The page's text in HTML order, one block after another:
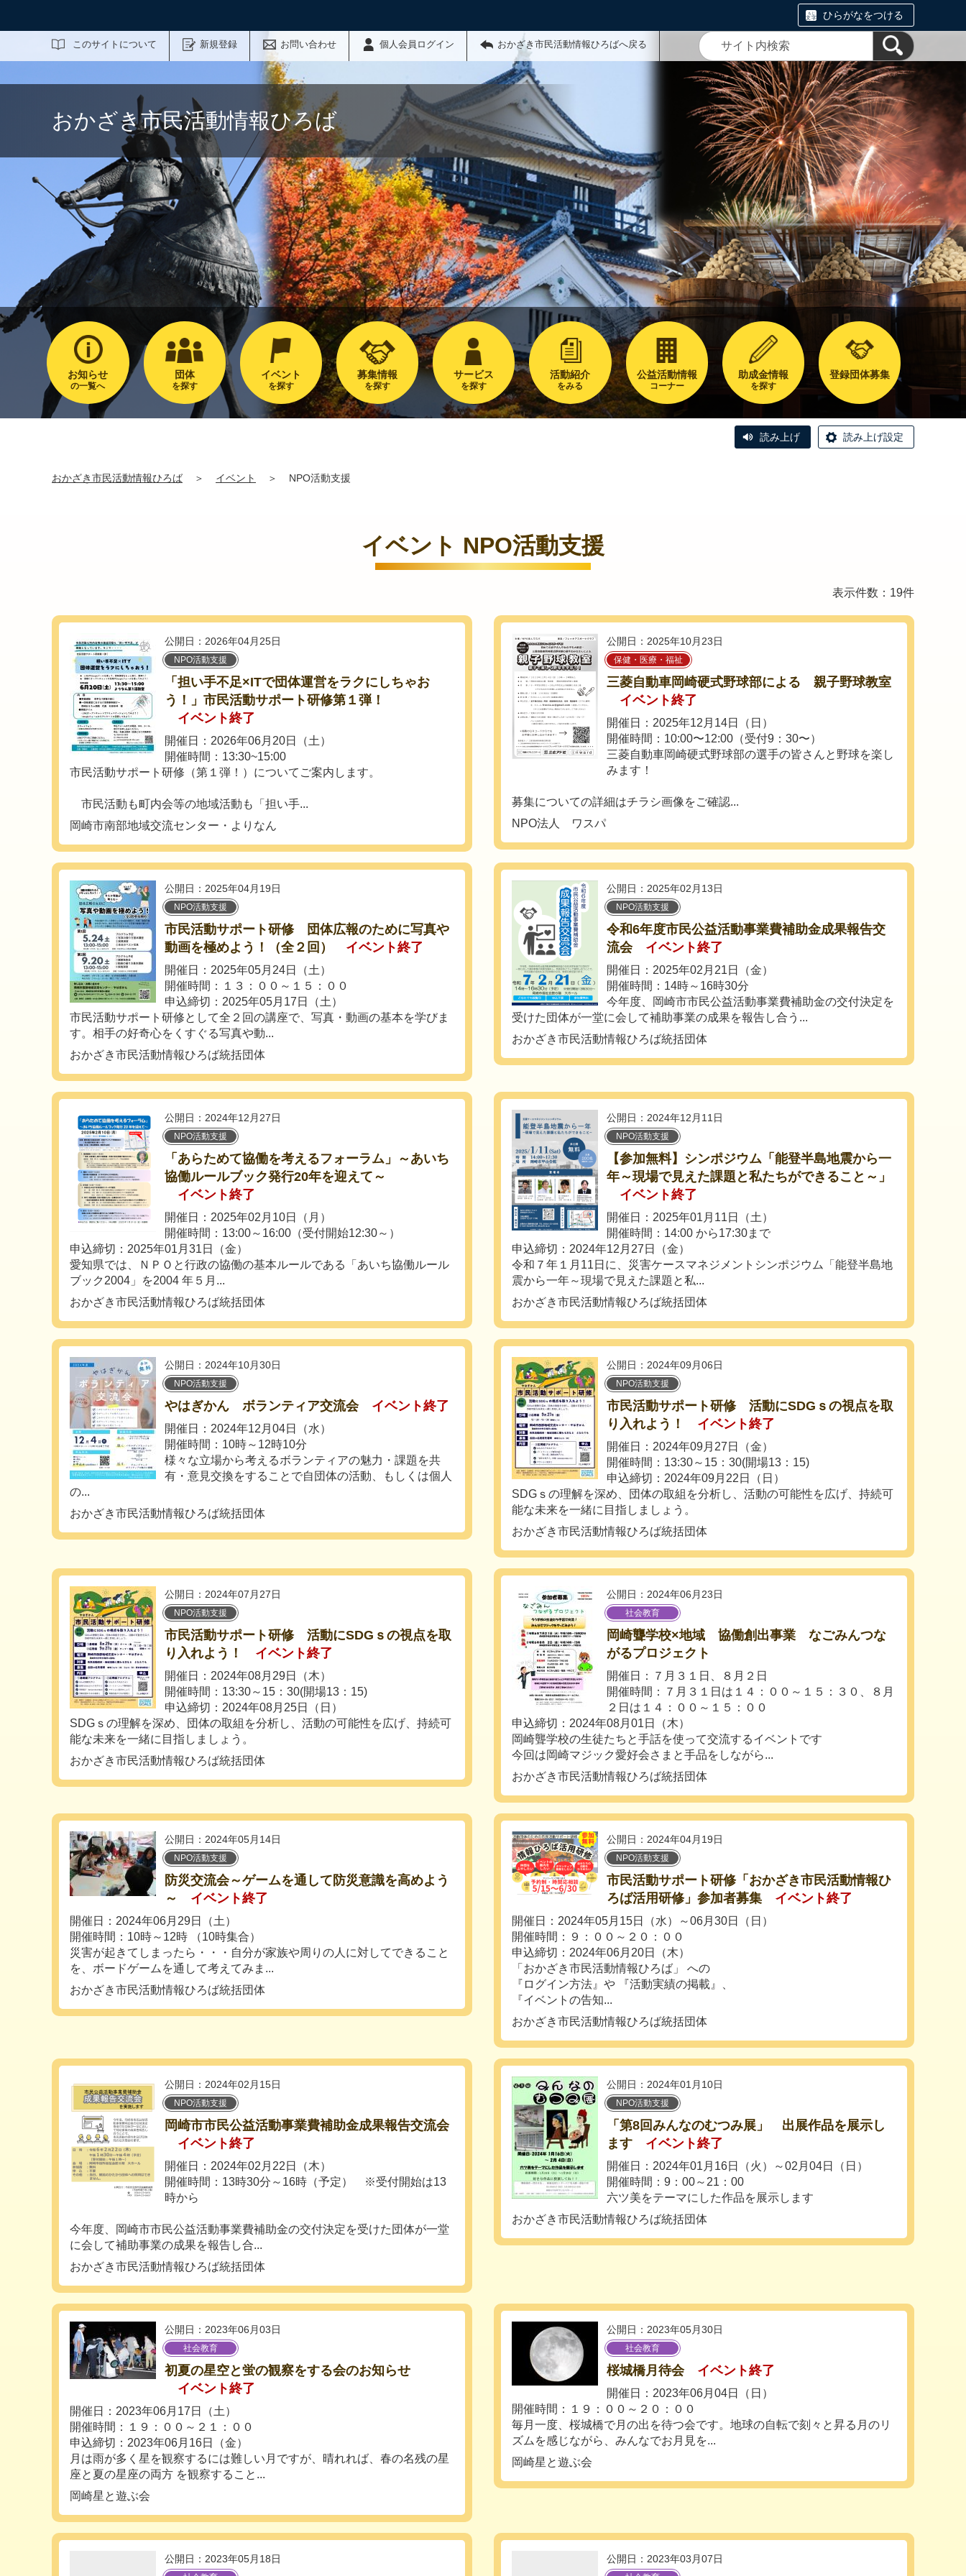
ひらがなをつける
このサイトについて 新規登録 お問い合わせ 個人会員ログイン おかざき市民活動情報ひろばへ戻る
サイト内検索
おかざき市民活動情報ひろば
お知らせ
の一覧へ
団体
を探す
イベント
を探す
募集情報
を探す
サービス
を探す
活動紹介
をみる
公益活動情報
コーナー
助成金情報
を探す
登録団体募集
読み上げ 読み上げ設定
おかざき市民活動情報ひろば ＞ イベント ＞ NPO活動支援
イベント NPO活動支援
表示件数：19件
公開日：2026年04月25日
NPO活動支援
「担い手不足×ITで団体運営をラクにしちゃお
う！」市民活動サポート研修第１弾！
イベント終了
開催日：2026年06月20日（土）
開催時間：13:30~15:00
市民活動サポート研修（第１弾！）についてご案内します。
市民活動も町内会等の地域活動も「担い手...
岡崎市南部地域交流センター・よりなん
公開日：2025年10月23日
保健・医療・福祉
三菱自動車岡崎硬式野球部による 親子野球教室
イベント終了
開催日：2025年12月14日（日）
開催時間：10:00〜12:00（受付9：30〜）
三菱自動車岡崎硬式野球部の選手の皆さんと野球を楽し
みます！
募集についての詳細はチラシ画像をご確認...
NPO法人 ワスパ
公開日：2025年04月19日
NPO活動支援
市民活動サポート研修 団体広報のために写真や
動画を極めよう！（全２回）
イベント終了
開催日：2025年05月24日（土）
開催時間：１３：００～１５：００
申込締切：2025年05月17日（土）
市民活動サポート研修として全２回の講座で、写真・動画の基本を学びま
す。相手の好奇心をくすぐる写真や動...
おかざき市民活動情報ひろば統括団体
公開日：2025年02月13日
NPO活動支援
令和6年度市民公益活動事業費補助金成果報告交
流会
イベント終了
開催日：2025年02月21日（金）
開催時間：14時～16時30分
今年度、岡崎市市民公益活動事業費補助金の交付決定を
受けた団体が一堂に会して補助事業の成果を報告し合う...
おかざき市民活動情報ひろば統括団体
公開日：2024年12月27日
NPO活動支援
「あらためて協働を考えるフォーラム」～あいち
協働ルールブック発行20年を迎えて～
イベント終了
開催日：2025年02月10日（月）
開催時間：13:00～16:00（受付開始12:30～）
申込締切：2025年01月31日（金）
愛知県では、ＮＰＯと行政の協働の基本ルールである「あいち協働ルール
ブック2004」を2004 年５月...
おかざき市民活動情報ひろば統括団体
公開日：2024年12月11日
NPO活動支援
【参加無料】シンポジウム「能登半島地震から一
年～現場で見えた課題と私たちができること～」
イベント終了
開催日：2025年01月11日（土）
開催時間：14:00 から17:30まで
申込締切：2024年12月27日（金）
令和７年１月11日に、災害ケースマネジメントシンポジウム「能登半島地
震から一年～現場で見えた課題と私...
おかざき市民活動情報ひろば統括団体
公開日：2024年10月30日
NPO活動支援
やはぎかん ボランティア交流会 イベント終了
開催日：2024年12月04日（水）
開催時間：10時～12時10分
様々な立場から考えるボランティアの魅力・課題を共
有・意見交換をすることで自団体の活動、もしくは個人
の...
おかざき市民活動情報ひろば統括団体
公開日：2024年09月06日
NPO活動支援
市民活動サポート研修 活動にSDGｓの視点を取
り入れよう！
イベント終了
開催日：2024年09月27日（金）
開催時間：13:30～15：30(開場13：15)
申込締切：2024年09月22日（日）
SDGｓの理解を深め、団体の取組を分析し、活動の可能性を広げ、持続可
能な未来を一緒に目指しましょう。
おかざき市民活動情報ひろば統括団体
公開日：2024年07月27日
NPO活動支援
市民活動サポート研修 活動にSDGｓの視点を取
り入れよう！
イベント終了
開催日：2024年08月29日（木）
開催時間：13:30～15：30(開場13：15)
申込締切：2024年08月25日（日）
SDGｓの理解を深め、団体の取組を分析し、活動の可能性を広げ、持続可
能な未来を一緒に目指しましょう。
おかざき市民活動情報ひろば統括団体
公開日：2024年06月23日
社会教育
岡崎聾学校×地域 協働創出事業 なごみんつな
がるプロジェクト
開催日：７月３１日、８月２日
開催時間：７月３１日は１４：００～１５：３０、８月
２日は１４：００～１５：００
申込締切：2024年08月01日（木）
岡崎聾学校の生徒たちと手話を使って交流するイベントです
今回は岡崎マジック愛好会さまと手品をしながら...
おかざき市民活動情報ひろば統括団体
公開日：2024年05月14日
NPO活動支援
防災交流会～ゲームを通して防災意識を高めよう
～
イベント終了
開催日：2024年06月29日（土）
開催時間：10時～12時 （10時集合）
災害が起きてしまったら・・・自分が家族や周りの人に対してできること
を、ボードゲームを通して考えてみま...
おかざき市民活動情報ひろば統括団体
公開日：2024年04月19日
NPO活動支援
市民活動サポート研修「おかざき市民活動情報ひ
ろば活用研修」参加者募集
イベント終了
開催日：2024年05月15日（水）～06月30日（日）
開催時間：９：００～２０：００
申込締切：2024年06月20日（木）
「おかざき市民活動情報ひろば」 への
『ログイン方法』や 『活動実績の掲載』、
『イベントの告知...
おかざき市民活動情報ひろば統括団体
公開日：2024年02月15日
NPO活動支援
岡崎市市民公益活動事業費補助金成果報告交流会
イベント終了
開催日：2024年02月22日（木）
開催時間：13時30分～16時（予定） ※受付開始は13
時から
今年度、岡崎市市民公益活動事業費補助金の交付決定を受けた団体が一堂
に会して補助事業の成果を報告し合...
おかざき市民活動情報ひろば統括団体
公開日：2024年01月10日
NPO活動支援
「第8回みんなのむつみ展」 出展作品を展示し
ます
イベント終了
開催日：2024年01月16日（火）～02月04日（日）
開催時間：9：00～21：00
六ツ美をテーマにした作品を展示します
おかざき市民活動情報ひろば統括団体
公開日：2023年06月03日
社会教育
初夏の星空と蛍の観察をする会のお知らせ
イベント終了
開催日：2023年06月17日（土）
開催時間：１９：００～２１：００
申込締切：2023年06月16日（金）
月は雨が多く星を観察するには難しい月ですが、晴れれば、春の名残の星
座と夏の星座の両方 を観察すること...
岡崎星と遊ぶ会
公開日：2023年05月30日
社会教育
桜城橋月待会 イベント終了
開催日：2023年06月04日（日）
開催時間：１９：００～２０：００
毎月一度、桜城橋で月の出を待つ会です。地球の自転で刻々と昇る月のリ
ズムを感じながら、みんなでお月見を...
岡崎星と遊ぶ会
公開日：2023年05月18日 公開日：2023年03月07日